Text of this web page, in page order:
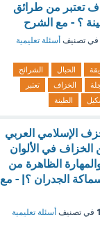
تعتبر من طرائق
؟ - مع الشرح
في تصنيف أسئلة تعليمية
الحبال
الشرائح
الخزاف
تعتبر
الطينة
الإسلامي العربي
الخزاف في الألوان
الظاهرة من
الجدران ؟| - مع
في تصنيف أسئلة تعليمية